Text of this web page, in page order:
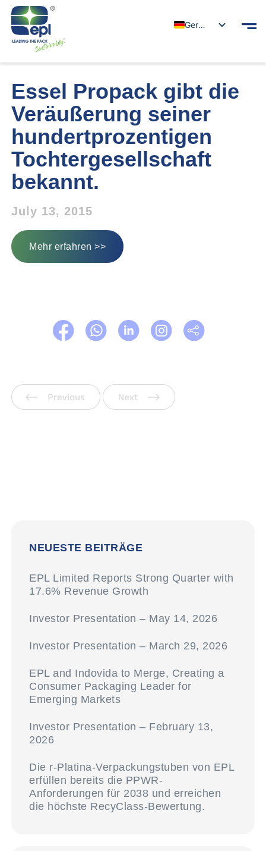
German
Essel Propack gibt die
Veräußerung seiner
hundertprozentigen
Tochtergesellschaft
bekannt.
July 13, 2015
Mehr erfahren >>
Vorherige
NEUESTE BEITRÄGE
EPL Limited Reports Strong Quarter with
17.6% Revenue Growth
Investor Presentation – May 14, 2026
Investor Presentation – March 29, 2026
EPL and Indovida to Merge, Creating a
Consumer Packaging Leader for
Emerging Markets
Investor Presentation – February 13,
2026
Die r-Platina-Verpackungstuben von EPL
erfüllen bereits die PPWR-
Anforderungen für 2038 und erreichen
die höchste RecyClass-Bewertung.